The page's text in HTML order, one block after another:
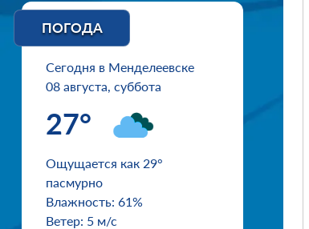
ПОГОДА
Сегодня в Менделеевске
08 августа, суббота
27°
Ощущается как 29°
пасмурно
Влажность: 61%
Ветер: 5 м/с